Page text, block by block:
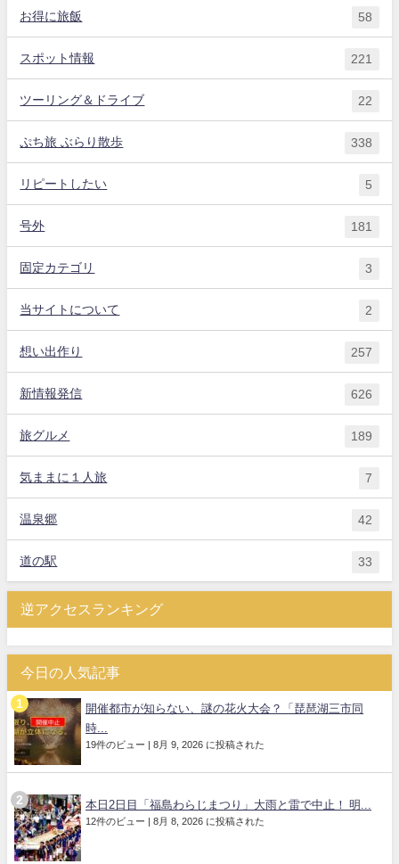
お得に旅飯 58
スポット情報 221
ツーリング＆ドライブ 22
ぷち旅 ぶらり散歩 338
リピートしたい 5
号外 181
固定カテゴリ 3
当サイトについて 2
想い出作り 257
新情報発信 626
旅グルメ 189
気ままに１人旅 7
温泉郷 42
道の駅 33
逆アクセスランキング
今日の人気記事
開催都市が知らない、謎の花火大会？「琵琶湖三市同
時...
19件のビュー 8月 9, 2026 に投稿された
本日2日目「福島わらじまつり」大雨と雷で中止！ 明...
12件のビュー 8月 8, 2026 に投稿された